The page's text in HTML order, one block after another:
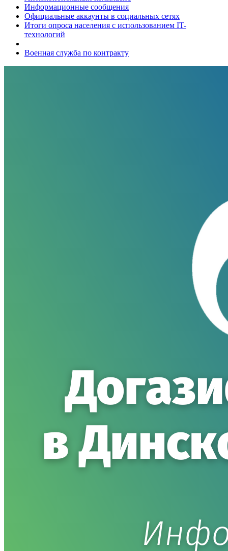
Информационные сообщения
Официальные аккаунты в социальных сетях
Итоги опроса населения с использованием IT-
технологий
Военная служба по контракту